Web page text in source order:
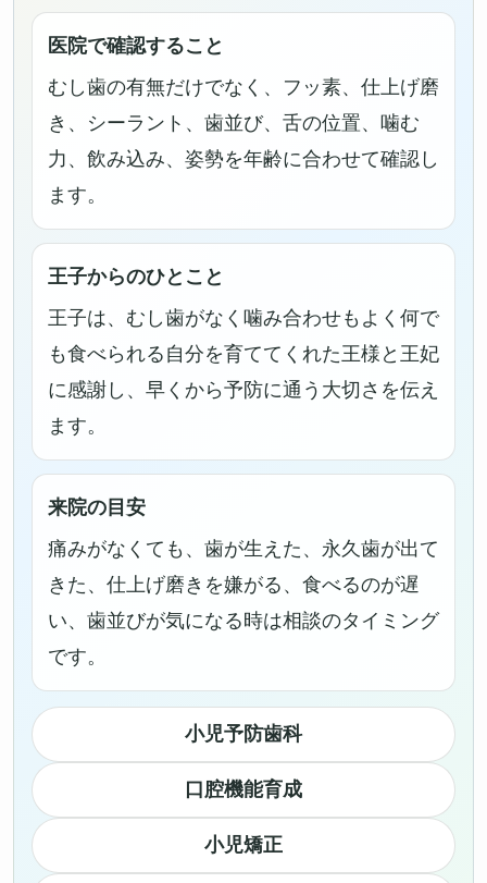
医院で確認すること
むし歯の有無だけでなく、フッ素、仕上げ磨
き、シーラント、歯並び、舌の位置、噛む
力、飲み込み、姿勢を年齢に合わせて確認し
ます。
王子からのひとこと
王子は、むし歯がなく噛み合わせもよく何で
も食べられる自分を育ててくれた王様と王妃
に感謝し、早くから予防に通う大切さを伝え
ます。
来院の目安
痛みがなくても、歯が生えた、永久歯が出て
きた、仕上げ磨きを嫌がる、食べるのが遅
い、歯並びが気になる時は相談のタイミング
です。
小児予防歯科
口腔機能育成
小児矯正